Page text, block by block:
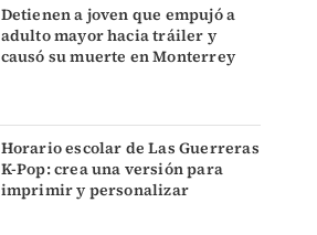
Detienen a joven que empujó a
adulto mayor hacia tráiler y
causó su muerte en Monterrey
Horario escolar de Las Guerreras
K-Pop: crea una versión para
imprimir y personalizar